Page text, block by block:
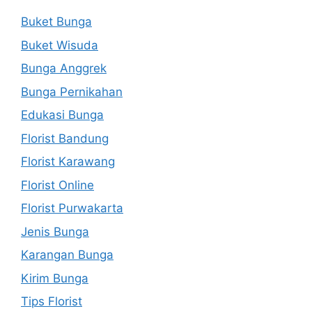
Buket Bunga
Buket Wisuda
Bunga Anggrek
Bunga Pernikahan
Edukasi Bunga
Florist Bandung
Florist Karawang
Florist Online
Florist Purwakarta
Jenis Bunga
Karangan Bunga
Kirim Bunga
Tips Florist